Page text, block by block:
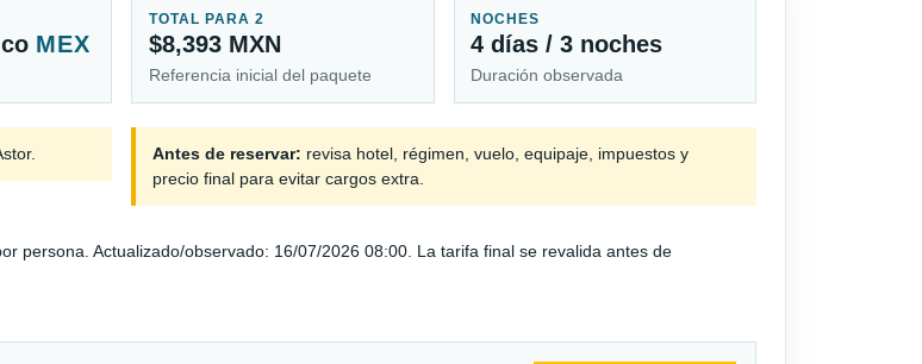
MEX
TOTAL PARA 2
$8,393 MXN
Referencia inicial del paquete
NOCHES
4 días / 3 noches
Duración observada
Antes de reservar: revisa hotel, régimen, vuelo, equipaje, impuestos y
precio final para evitar cargos extra.
persona. Actualizado/observado: 16/07/2026 08:00. La tarifa final se revalida antes de